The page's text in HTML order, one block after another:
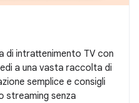
di intrattenimento TV con
a una vasta raccolta di
semplice e consigli
streaming senza